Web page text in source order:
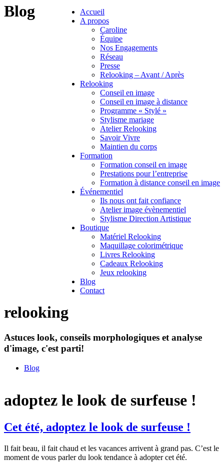
Accueil
A propos
Caroline
Équipe
Nos Engagements
Réseau
Presse
Relooking – Avant / Après
Relooking
Conseil en image
Conseil en image à distance
Programme « Stylé »
Stylisme mariage
Atelier Relooking
Savoir Vivre
Maintien du corps
Formation
Formation conseil en image
Prestations pour l’entreprise
Formation à distance conseil en image
Événementiel
Ils nous ont fait confiance
Atelier image évènementiel
Stylisme Direction Artistique
Boutique
Matériel Relooking
Maquillage colorimétrique
Livres Relooking
Cadeaux Relooking
Jeux relooking
Blog
Contact
Blog
relooking
Astuces look, conseils morphologiques et analyse
d'image, c'est parti!
Blog
adoptez le look de surfeuse !
Cet été, adoptez le look de surfeuse !
Il fait beau, il fait chaud et les vacances arrivent à grand pas. C’est le
moment de vous parler du look tendance à adopter cet été.